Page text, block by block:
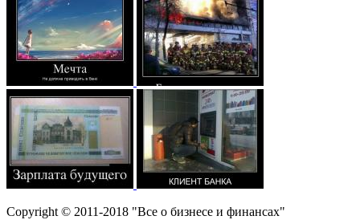
Copyright © 2011-2018 "Все о бизнесе и финансах"